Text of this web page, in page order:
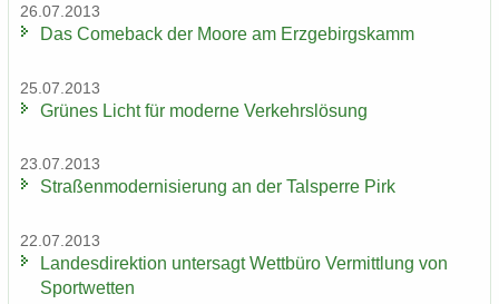
26.07.2013
Das Come­back der Moore am Erz­ge­birgs­kamm
25.07.2013
Grü­nes Licht für mo­der­ne Ver­kehrs­lö­sung
23.07.2013
Stra­ßen­mo­der­ni­sie­rung an der Tal­sper­re Pirk
22.07.2013
Lan­des­di­rek­ti­on un­ter­sagt Wett­bü­ro Ver­mitt­lung von
Sport­wet­ten